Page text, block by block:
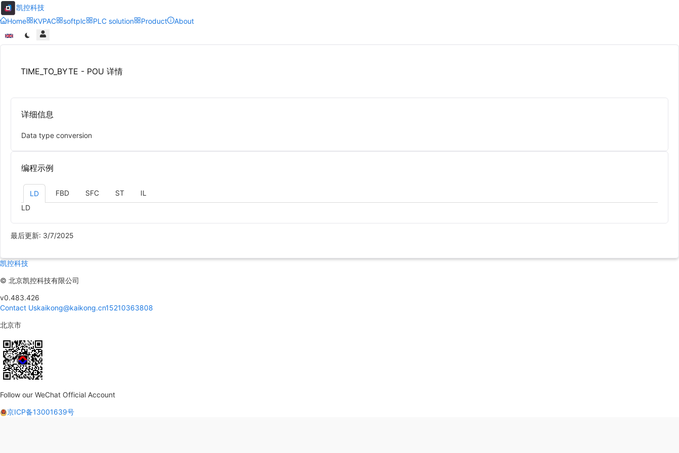
凯控科技
Home
KVPAC softplc PLC solution Product About
TIME_TO_BYTE - POU 详情
详细信息
Data type conversion
编程示例
LD FBD SFC ST
IL
LD
最后更新: 3/7/2025
凯控科技
© 北京凯控科技有限公司
v0.483.426
Contact Uskaikong@kaikong.cn15210363808
北京市
Follow our WeChat Official Account
京ICP备13001639号